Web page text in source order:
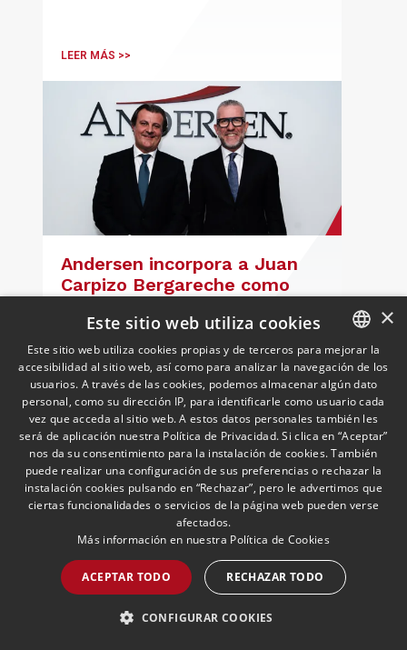
LEER MÁS >>
Andersen incorpora a Juan
Carpizo Bergareche como
responsable de la práctica
ibérica de Fiscalidad Local
27/05/2026 Fiscal
y cuenta con más de 25 años de
trayectoria asesorando a grandes
compañías nacionales e internacionales,
incluyendo grupos del IBEX 35,
principalmente en los sectores
energético, inmobiliario y
medioambiental
LEER MÁS >>
SPANISH
ENGLISH
PORTUGUESE
×
Este sitio web utiliza cookies
Este sitio web utiliza cookies propias y de terceros para mejorar la
accesibilidad al sitio web, así como para analizar la navegación de los
usuarios. A través de las cookies, podemos almacenar algún dato
personal, como su dirección IP, para identificarle como usuario cada
vez que acceda al sitio web. A estos datos personales también les
será de aplicación nuestra Política de Privacidad. Si clica en “Aceptar”
nos da su consentimiento para la instalación de cookies. También
puede realizar una configuración de sus preferencias o rechazar la
instalación cookies pulsando en “Rechazar”, pero le advertimos que
ciertas funcionalidades o servicios de la página web pueden verse
afectados.
Más información en nuestra Política de Cookies
ACEPTAR TODO RECHAZAR TODO
CONFIGURAR COOKIES